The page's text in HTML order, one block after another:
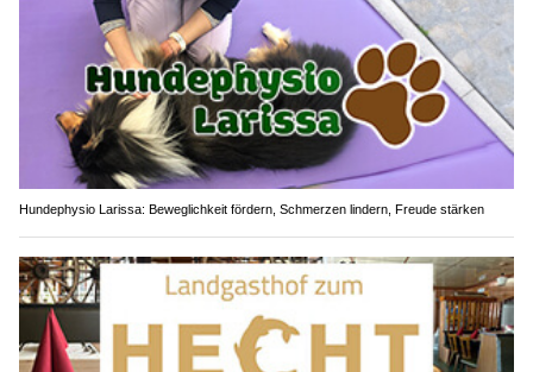
Hundephysio Larissa: Beweglichkeit fördern, Schmerzen lindern, Freude stärken